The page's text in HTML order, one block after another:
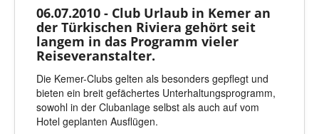
06.07.2010 - Club Urlaub in Kemer an
der Türkischen Riviera gehört seit
langem in das Programm vieler
Reiseveranstalter.
Die Kemer-Clubs gelten als besonders gepflegt und
bieten ein breit gefächertes Unterhaltungsprogramm,
sowohl in der Clubanlage selbst als auch auf vom
Hotel geplanten Ausflügen.